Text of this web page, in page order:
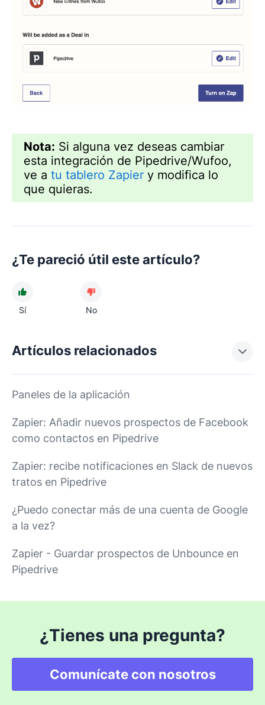
Nota: Si alguna vez deseas cambiar
esta integración de Pipedrive/Wufoo,
ve a tu tablero Zapier y modifica lo
que quieras.
¿Te pareció útil este artículo?
Sí No
Artículos relacionados
Paneles de la aplicación
Zapier: Añadir nuevos prospectos de Facebook
como contactos en Pipedrive
Zapier: recibe notificaciones en Slack de nuevos
tratos en Pipedrive
¿Puedo conectar más de una cuenta de Google
a la vez?
Zapier - Guardar prospectos de Unbounce en
Pipedrive
¿Tienes una pregunta?
Comunícate con nosotros